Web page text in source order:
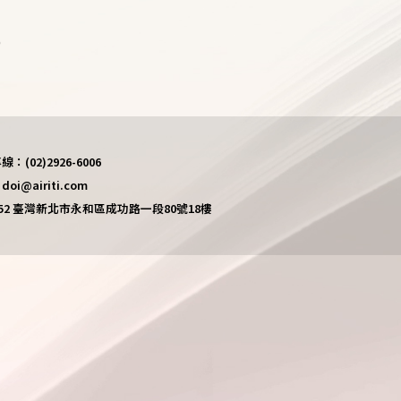
：(02)2926-6006
doi@airiti.com
臺灣新北市永和區成功路一段80號18樓